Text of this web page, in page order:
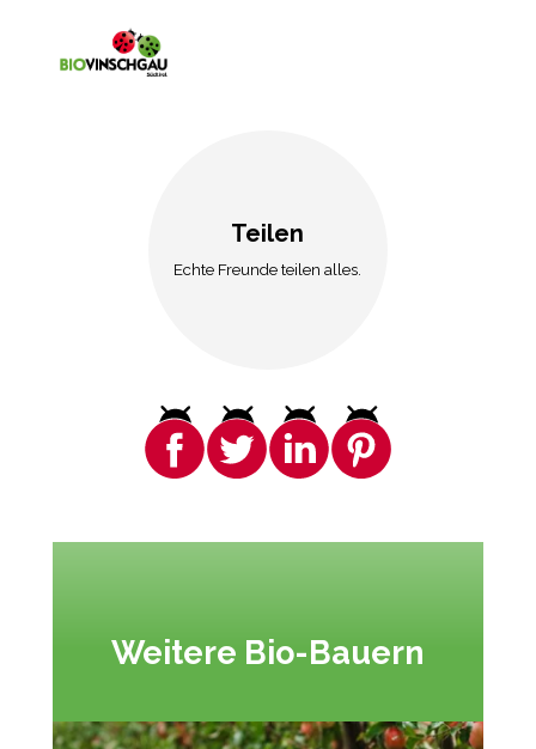
Teilen
Echte Freunde teilen alles.
Weitere Bio-Bauern